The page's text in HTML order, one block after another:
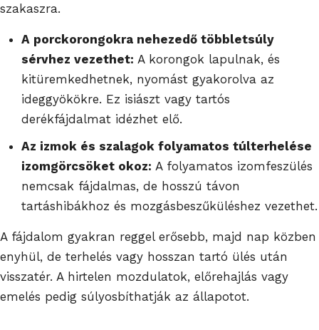
szakaszra.
A porckorongokra nehezedő többletsúly
sérvhez vezethet: A korongok lapulnak, és
kitüremkedhetnek, nyomást gyakorolva az
ideggyökökre. Ez isiászt vagy tartós
derékfájdalmat idézhet elő.
Az izmok és szalagok folyamatos túlterhelése
izomgörcsöket okoz: A folyamatos izomfeszülés
nemcsak fájdalmas, de hosszú távon
tartáshibákhoz és mozgásbeszűküléshez vezethet.
A fájdalom gyakran reggel erősebb, majd nap közben
enyhül, de terhelés vagy hosszan tartó ülés után
visszatér. A hirtelen mozdulatok, előrehajlás vagy
emelés pedig súlyosbíthatják az állapotot.